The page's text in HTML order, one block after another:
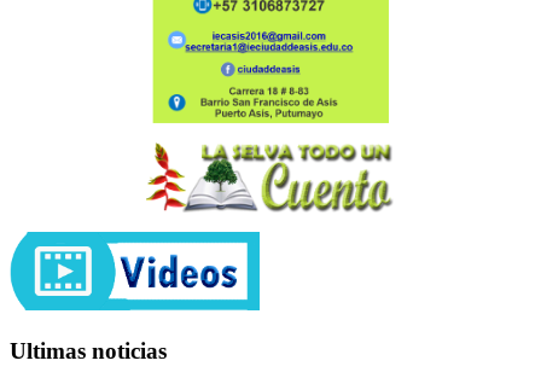
Ultimas noticias